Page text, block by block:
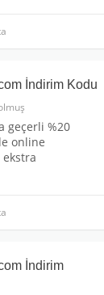
İndirim Kodu
geçerli %20
online
İndirim